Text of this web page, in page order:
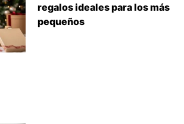
regalos ideales para los más
pequeños